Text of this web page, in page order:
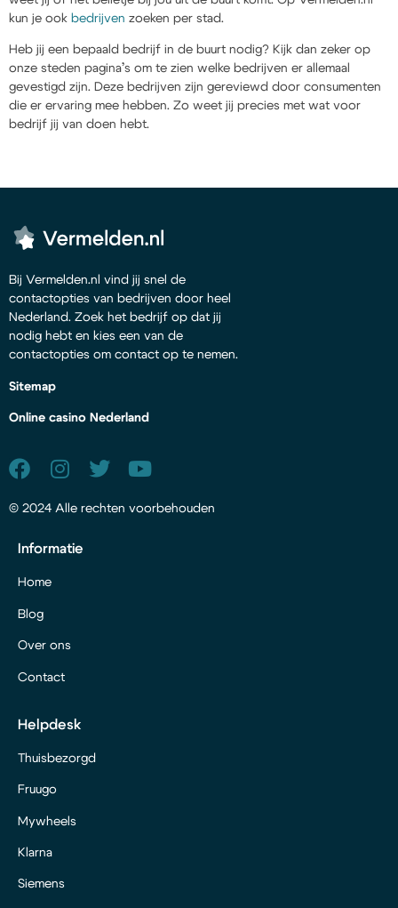
kun je ook bedrijven zoeken per stad.
Heb jij een bepaald bedrijf in de buurt nodig? Kijk dan zeker op
onze steden pagina’s om te zien welke bedrijven er allemaal
gevestigd zijn. Deze bedrijven zijn gereviewd door consumenten
die er ervaring mee hebben. Zo weet jij precies met wat voor
bedrijf jij van doen hebt.
Bij Vermelden.nl vind jij snel de
contactopties van bedrijven door heel
Nederland. Zoek het bedrijf op dat jij
nodig hebt en kies een van de
contactopties om contact op te nemen.
Sitemap
Online casino Nederland
© 2024 Alle rechten voorbehouden
Informatie
Home
Blog
Over ons
Contact
Helpdesk
Thuisbezorgd
Fruugo
Mywheels
Klarna
Siemens